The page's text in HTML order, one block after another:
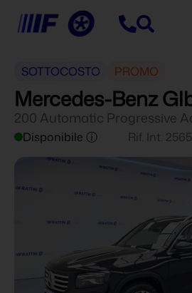
SOTTOCOSTO PROMO
Mercedes-Benz
200 Automatic Progressive
Disponibile ⓘ Rif. Int.